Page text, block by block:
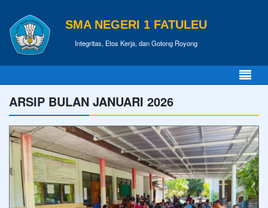
SMA NEGERI 1 FATULEU
Integritas, Etos Kerja, dan Gotong Royong
ARSIP BULAN JANUARI 2026